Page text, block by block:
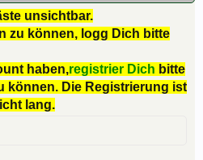
unsichtbar.
zu können, logg Dich bitte
haben,registrier Dich bitte
können. Die Registrierung ist
lang.